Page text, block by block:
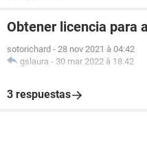
Obtener licencia para
sotorichard - 28 nov 2021 à 04:42
gslaura - 30 mar 2022 à 18:42
3 respuestas